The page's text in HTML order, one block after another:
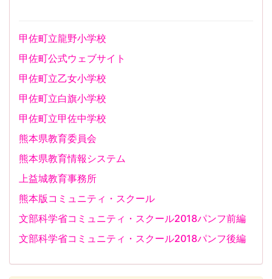
甲佐町立龍野小学校
甲佐町公式ウェブサイト
甲佐町立乙女小学校
甲佐町立白旗小学校
甲佐町立甲佐中学校
熊本県教育委員会
熊本県教育情報システム
上益城教育事務所
熊本版コミュニティ・スクール
文部科学省コミュニティ・スクール2018パンフ前編
文部科学省コミュニティ・スクール2018パンフ後編